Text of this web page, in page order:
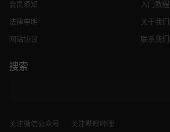
会员须知
法律申明
网站协议
入门教程
关于我们
联系我们
搜索
关注微信公众号 关注哔哩哔哩